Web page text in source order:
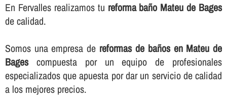
En Fervalles realizamos tu reforma baño Mateu de Bages
de calidad.
Somos una empresa de reformas de baños en Mateu de
Bagescompuesta por un equipo de profesionales
especializados que apuesta por dar un servicio de calidad
a los mejores precios.